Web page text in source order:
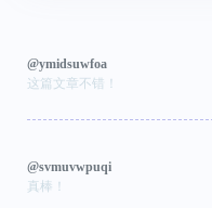
@ymidsuwfoa
这篇文章不错！
@svmuvwpuqi
真棒！